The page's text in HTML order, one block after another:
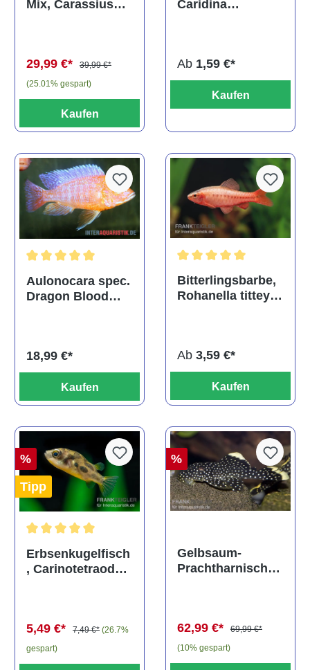
Mix, Carassius
29,99 €*
39,99 €*
(25.01% gespart)
Kaufen
Caridina
Ab 1,59 €*
Kaufen
Durchschnittliche Bewertung von 5 von 5 Sternen
Aulonocara spec.
Dragon Blood
18,99 €*
Kaufen
Bitterlingsbarbe,
Rohanella titteya,
Ab 3,59 €*
Kaufen
%
Tipp
Durchschnittliche Bewertung von 5 von 5 Sternen
Erbsenkugelfisch
, Carinotetraodon
5,49 €* 7,49 €* (26.7%
gespart)
%
Gelbsaum-
Prachtharnischw
62,99 €*
69,99 €*
(10% gespart)